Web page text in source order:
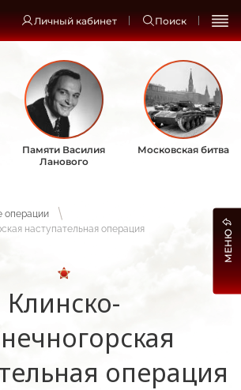
Личный кабинет Поиск
Памяти Василия
Ланового
Московская битва
операции
наступательная операция
Клинско-
операция
МЕНЮ